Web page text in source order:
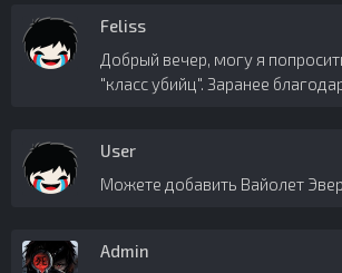
Feliss
Добрый вечер, могу я
"класс убийц". Заранее
User
Можете добавить Вайолет
Admin